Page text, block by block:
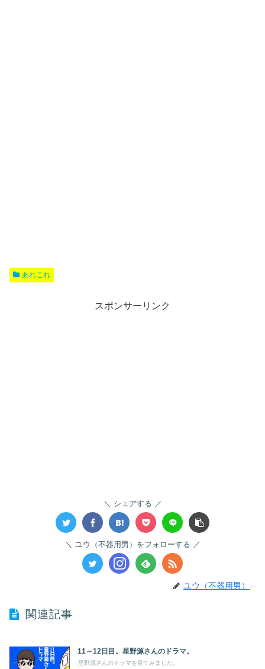
あれこれ
スポンサーリンク
シェアする
ユウ（不器用男）をフォローする
ユウ（不器用男）
関連記事
11～12日目。星野源さんのドラマ。
星野源さんのドラマを見てみました。